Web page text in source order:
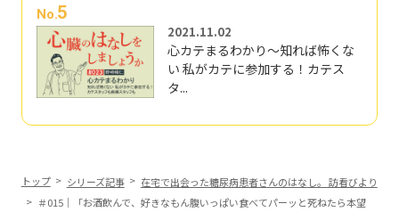
No.5
2021.11.02
心カテまるわかり～知れば怖くな
い 私がカテに参加する！カテス
タ...
トップ シリーズ記事
在宅で出会った糖尿病患者さんのはなし。 訪看びより
＃015｜「お酒飲んで、好きなもん腹いっぱい食べてパーッと死ねたら本望